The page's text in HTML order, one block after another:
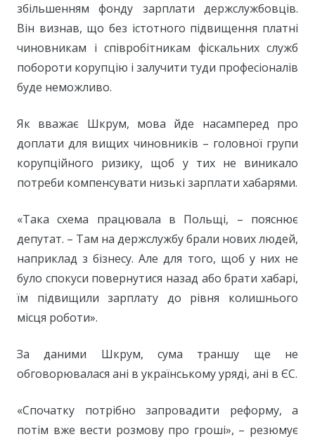
збільшенням фонду зарплати держслужбовців.
Він визнав, що без істотного підвищення платні
чиновникам і співробітникам фіскальних служб
побороти корупцію і залучити туди професіоналів
буде неможливо.
Як вважає Шкрум, мова йде насамперед про
доплати для вищих чиновників – головної групи
корупційного ризику, щоб у тих не виникало
потреби компенсувати низькі зарплати хабарями.
«Така схема працювала в Польщі, – пояснює
депутат. – Там на держслужбу брали нових людей,
наприклад з бізнесу. Але для того, щоб у них не
було спокуси повернутися назад або брати хабарі,
їм підвищили зарплату до рівня колишнього
місця роботи».
За даними Шкрум, сума траншу ще не
обговорювалася ані в українському уряді, ані в ЄС.
«Спочатку потрібно запровадити реформу, а
потім вже вести розмову про гроші», – резюмує